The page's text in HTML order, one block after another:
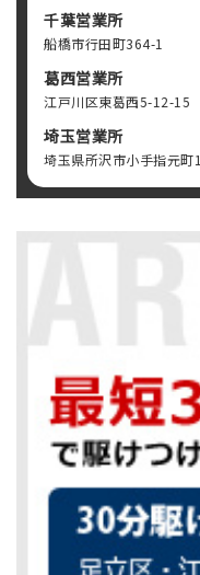
千葉営業所
船橋市行田町364-1
葛西営業所
江戸川区東葛西5-12-15
埼玉営業所
埼玉県所沢市小手指元町1